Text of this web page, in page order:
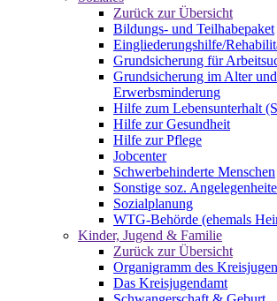
Zurück zur Übersicht
Bildungs- und Teilhabepaket
Eingliederungshilfe/
Grundsicherung für
Grundsicherung im Alter
Erwerbsminderung
Hilfe zum Lebensunterhalt
Hilfe zur Gesundheit
Hilfe zur Pflege
Jobcenter
Schwerbehinderte Menschen
Sonstige soz.
Sozialplanung
WTG-Behörde (ehemals
Kinder, Jugend & Familie
Zurück zur Übersicht
Organigramm des
Das Kreisjugendamt